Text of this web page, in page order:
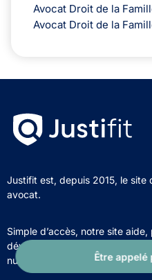
Être appelé
Avocat Droit de la
Avocat Droit de la
Justifit est, depuis 2015, le site
avocat.
Simple d’accès, notre site
développement de leur
numérique.